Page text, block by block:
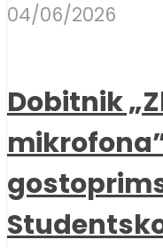
04/06/2026
Dobitnik